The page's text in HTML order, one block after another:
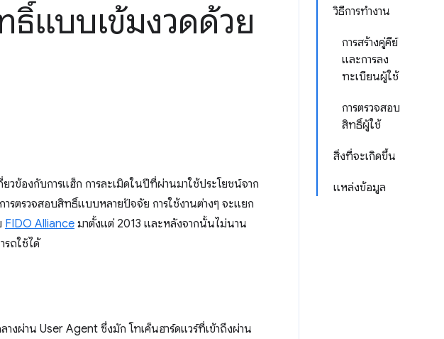
วิธีการทำงาน
การสร้างคู่คีย์
และการลง
ทะเบียนผู้ใช้
การตรวจสอบ
สิทธิ์ผู้ใช้
สิ่งที่จะเกิดขึ้น
แหล่งข้อมูล
ธิ์แบบเข้มงวดด้วย
องกับการแฮ็ก การละเมิดในปีที่ผ่านมาใช้ประโยชน์จาก
ตรวจสอบสิทธิ์แบบหลายปัจจัย การใช้งานต่างๆ จะแยก
FIDO Alliance มาตั้งแต่ 2013 และหลังจากนั้นไม่นาน
รถใช้ได้
งผ่าน User Agent ซึ่งมัก โทเค็นฮาร์ดแวร์ที่เข้าถึงผ่าน